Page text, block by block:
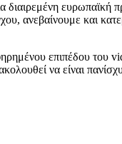
ανεβαίνουμε και
επιπέδου του
να είναι